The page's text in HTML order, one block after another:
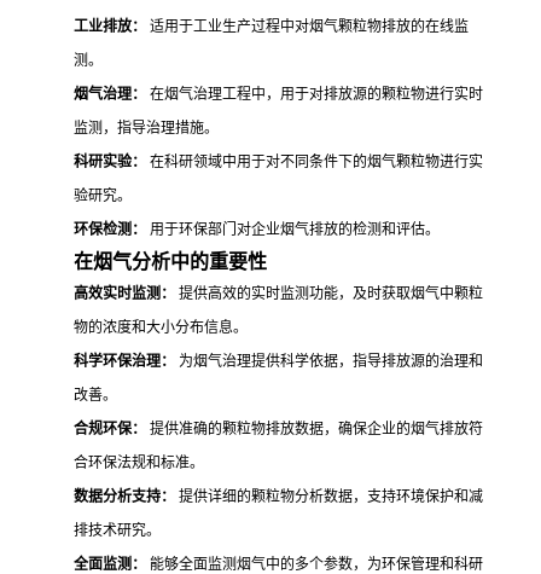
工业排放：
适用于工业生产过程中对烟气颗粒物排放的在线监
测。
烟气治理：
在烟气治理工程中，用于对排放源的颗粒物进行实时
监测，指导治理措施。
科研实验：
在科研领域中用于对不同条件下的烟气颗粒物进行实
验研究。
环保检测：
用于环保部门对企业烟气排放的检测和评估。
在烟气分析中的重要性
高效实时监测：
提供高效的实时监测功能，及时获取烟气中颗粒
物的浓度和大小分布信息。
科学环保治理：
为烟气治理提供科学依据，指导排放源的治理和
改善。
合规环保：
提供准确的颗粒物排放数据，确保企业的烟气排放符
合环保法规和标准。
数据分析支持：
提供详细的颗粒物分析数据，支持环境保护和减
排技术研究。
全面监测：
能够全面监测烟气中的多个参数，为环保管理和科研